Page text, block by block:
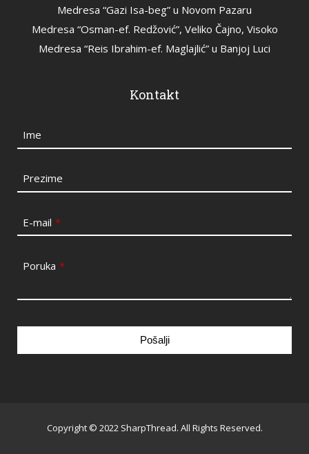
Medresa “Gazi Isa-beg” u Novom Pazaru
Medresa “Osman-ef. Redžović”, Veliko Čajno, Visoko
Medresa “Reis Ibrahim-ef. Maglajlić” u Banjoj Luci
Kontakt
Ime
Prezime
E-mail *
Poruka *
Pošalji
Copyright © 2022 SharpThread. All Rights Reserved.